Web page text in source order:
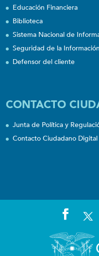
Educación Financiera
Biblioteca
Sistema Nacional de
Seguridad de la Información
Defensor del cliente
CONTACTO
Junta de Política y
Contacto Ciudadano Digital